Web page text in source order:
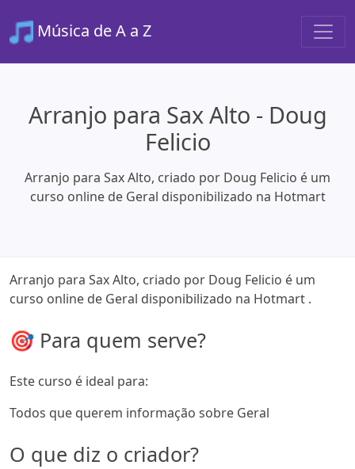
Música de A a Z
Arranjo para Sax Alto - Doug
Felicio
Arranjo para Sax Alto, criado por Doug Felicio é um
curso online de Geral disponibilizado na Hotmart
Arranjo para Sax Alto, criado por Doug Felicio é um
curso online de Geral disponibilizado na Hotmart .
🎯 Para quem serve?
Este curso é ideal para:
Todos que querem informação sobre Geral
O que diz o criador?